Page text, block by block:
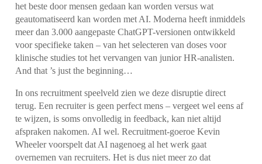
het beste door mensen gedaan kan worden versus wat
geautomatiseerd kan worden met AI. Moderna heeft inmiddels
meer dan 3.000 aangepaste ChatGPT-versionen ontwikkeld
voor specifieke taken – van het selecteren van doses voor
klinische studies tot het vervangen van junior HR-analisten.
And that ’s just the beginning…
In ons recruitment speelveld zien we deze disruptie direct
terug. Een recruiter is geen perfect mens – vergeet wel eens af
te wijzen, is soms onvolledig in feedback, kan niet altijd
afspraken nakomen. AI wel. Recruitment-goeroe Kevin
Wheeler voorspelt dat AI nagenoeg al het werk gaat
overnemen van recruiters. Het is dus niet meer zo dat